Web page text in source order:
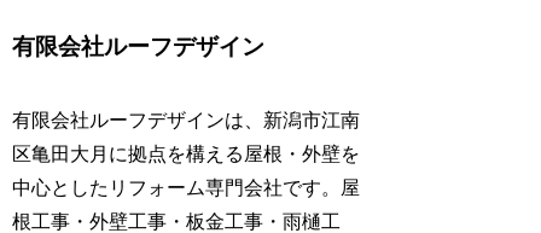
有限会社ルーフデザイン
有限会社ルーフデザインは、新潟市江南
区亀田大月に拠点を構える屋根・外壁を
中心としたリフォーム専門会社です。屋
根工事・外壁工事・板金工事・雨樋工